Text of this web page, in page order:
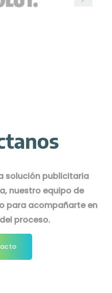
solución publicitaria
nuestro equipo de
para acompañarte en
proceso.